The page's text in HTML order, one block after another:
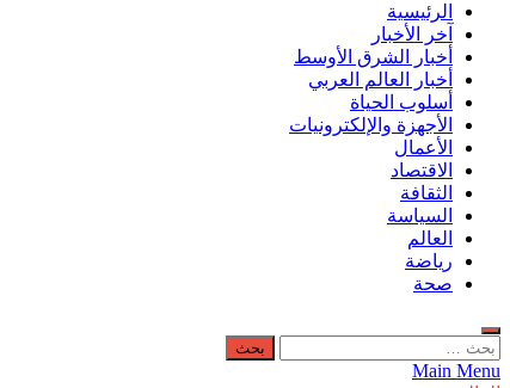
النوادر نيوز
موقع إخباري عربي مستقل ينقل آخر الأخبار والتقارير من العالم
الرئيسية
آخر الأخبار
أخبار الشرق الأوسط
أخبار العالم العربي
أسلوب الحياة
الأجهزة والإلكترونيات
الأعمال
الاقتصاد
الثقافة
السياسة
العالم
رياضة
صحة
البحث
عن:
Main Menu